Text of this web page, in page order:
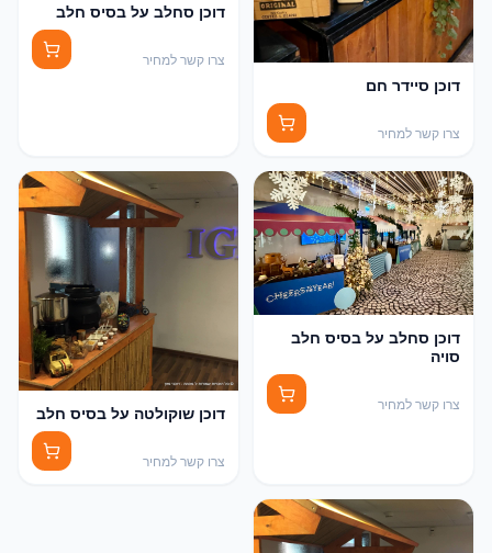
דוכן סיידר חם
צרו קשר למחיר
דוכן סחלב על בסיס חלב
צרו קשר למחיר
דוכן סחלב על בסיס חלב
סויה
צרו קשר למחיר דוכן שוקולטה על בסיס חלב
צרו קשר למחיר